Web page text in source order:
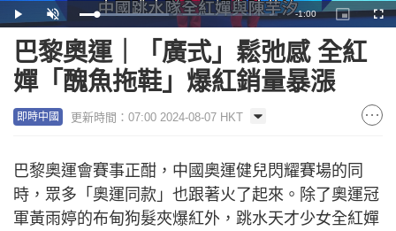
Play Unmute Loaded:
45.09%
Remaining
Time
-1:00
Picture-
in-
巴黎奧運｜「廣式」鬆弛感 全紅
嬋「醜魚拖鞋」爆紅銷量暴漲
即時中國 更新時間：07:00 2024-08-07 HKT
巴黎奧運會賽事正酣，中國奧運健兒閃耀賽場的同
時，眾多「奧運同款」也跟著火了起來。除了奧運冠
軍黃雨婷的布甸狗髮夾爆紅外，跳水天才少女全紅嬋